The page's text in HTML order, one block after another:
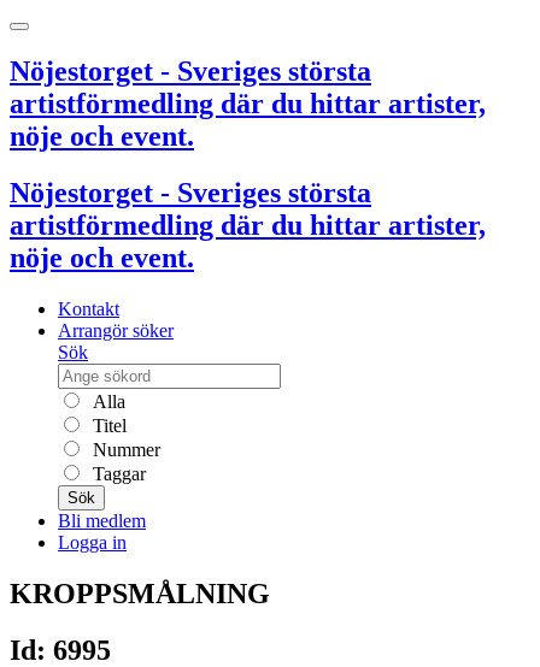
Nöjestorget - Sveriges största
artistförmedling där du hittar artister,
nöje och event.
Nöjestorget - Sveriges största
artistförmedling där du hittar artister,
nöje och event.
Kontakt
Arrangör söker
Sök
Alla
Titel
Nummer
Taggar
Sök
Bli medlem
Logga in
KROPPSMÅLNING
Id: 6995